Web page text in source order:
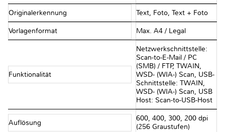
Originalerkennung Text, Foto, Text + Foto
Vorlagenformat Max. A4 / Legal
Funktionalität
Netzwerkschnittstelle:
Scan-to-E-Mail / PC
(SMB) / FTP, TWAIN,
WSD- (WIA-) Scan, USB-
Schnittstelle: TWAIN,
WSD- (WIA-) Scan, USB
Host: Scan-to-USB-Host
Auflösung
600, 400, 300, 200 dpi
(256 Graustufen)